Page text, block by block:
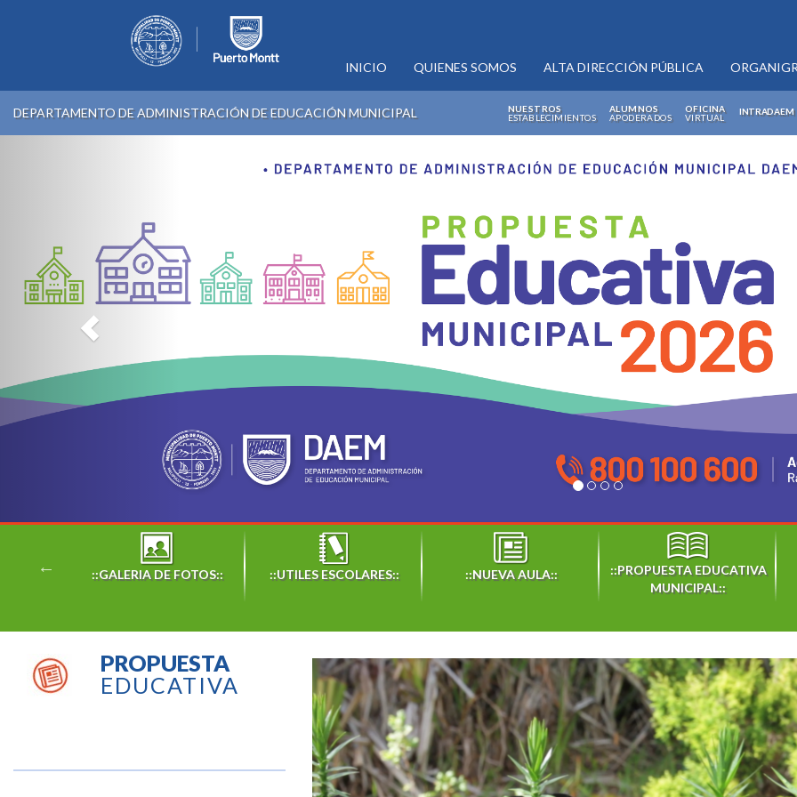
INICIO QUIENES SOMOS ALTA DIRECCIÓN PÚBLICA
DEPARTAMENTO DE ADMINISTRACIÓN DE EDUCACIÓN MUNICIPAL
NUESTROS
ESTABLECIMIENTOS
ALUMNOS
APODERADOS
OFICINA
VIRTUAL
INTRADAEM
::GALERIA DE FOTOS:: ::UTILES ESCOLARES:: ::NUEVA AULA::
::PROPUESTA EDUCATIVA
MUNICIPAL::
PROPUESTA
EDUCATIVA